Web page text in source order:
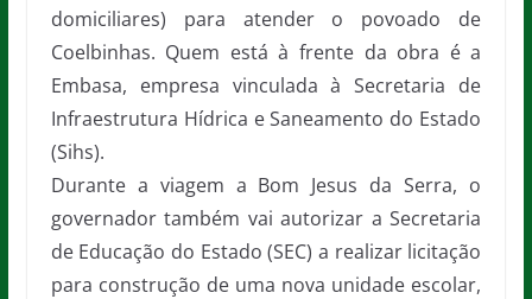
domiciliares) para atender o povoado de
Coelbinhas. Quem está à frente da obra é a
Embasa, empresa vinculada à Secretaria de
Infraestrutura Hídrica e Saneamento do Estado
(Sihs).
Durante a viagem a Bom Jesus da Serra, o
governador também vai autorizar a Secretaria
de Educação do Estado (SEC) a realizar licitação
para construção de uma nova unidade escolar,